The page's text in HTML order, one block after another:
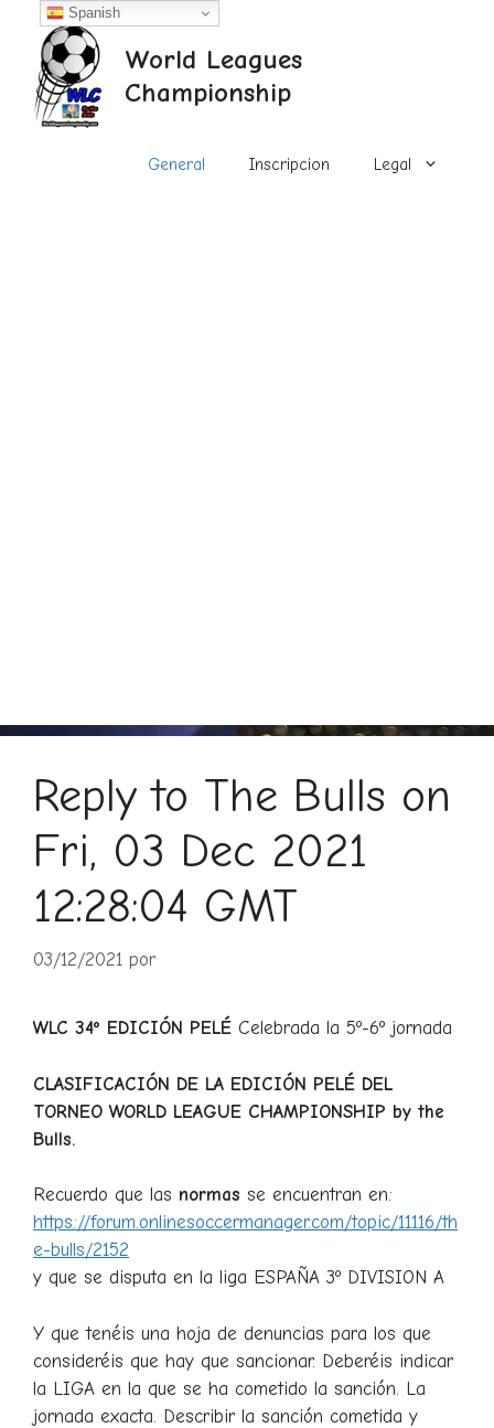
contenido
World Leagues
Championship
General Inscripcion Legal
Reply to The Bulls on
Fri, 03 Dec 2021
12:28:04 GMT
03/12/2021 por
WLC 34º EDICIÓN PELÉ Celebrada la 5º-6º jornada
CLASIFICACIÓN DE LA EDICIÓN PELÉ DEL
TORNEO WORLD LEAGUE CHAMPIONSHIP by the
Bulls.
Recuerdo que las normas se encuentran en:
https://forum.onlinesoccermanager.com/topic/11116/th
e-bulls/2152
y que se disputa en la liga ESPAÑA 3º DIVISION A
Y que tenéis una hoja de denuncias para los que
consideréis que hay que sancionar. Deberéis indicar
la LIGA en la que se ha cometido la sanción. La
jornada exacta. Describir la sanción cometida y
Spanish